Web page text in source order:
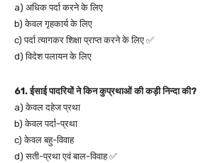
a) अधिक पर्दा करने के लिए
b) केवल गृहकार्य के लिए
c) पर्दा त्यागकर शिक्षा प्राप्त करने के लिए ✅
d) विदेश पलायन के लिए
61. ईसाई पादरियों ने किन कुप्रथाओं की कड़ी निन्दा की?
a) केवल दहेज प्रथा
b) केवल पर्दा-प्रथा
c) केवल बहु-विवाह
d) सती-प्रथा एवं बाल-विवाह ✅